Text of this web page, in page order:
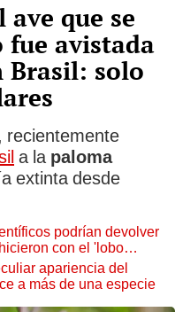
que se
avistada
solo
recientemente
a la paloma
extinta desde
podrían devolver
con el 'lobo
apariencia del
a más de una especie